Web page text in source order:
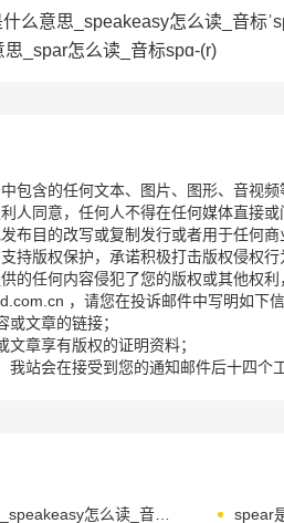
么意思_speakeasy怎么读_音标
_spar怎么读_音标spɑ-(r)
包含的任何文本、图片、图形、音视
人同意，任何人不得在任何媒体直接
布目的改写或复制发行或者用于任何商
持版权保护，承诺积极打击版权侵权行
的任何内容侵犯了您的版权或其他权利
，请您在投诉邮件中写明如下信
或文章的链接；
文章享有版权的证明资料；
我站会在接受到您的通知邮件后十四个
speakeasy是什么意思_speakeasy怎么读_音标ˈspi-ki-zi spear